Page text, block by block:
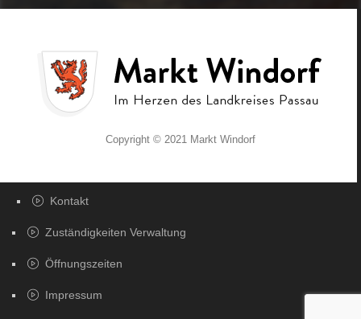
Copyright © 2021 Markt Windorf
Kontakt
Zuständigkeiten Verwaltung
Öffnungszeiten
Impressum